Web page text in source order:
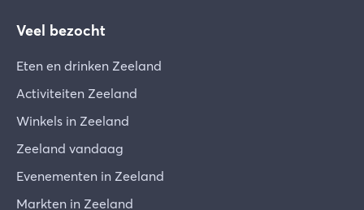
Veel bezocht
Eten en drinken Zeeland
Activiteiten Zeeland
Winkels in Zeeland
Zeeland vandaag
Evenementen in Zeeland
Markten in Zeeland